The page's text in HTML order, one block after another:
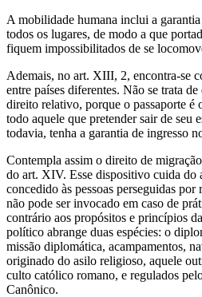
A mobilidade humana inclui a garantia
todos os lugares, de modo a que
fiquem impossibilitados de se
Ademais, no art. XIII, 2, encontra-se
entre países diferentes. Não se trata
direito relativo, porque o passaporte é
todo aquele que pretender sair de seu
todavia, tenha a garantia de ingresso
Contempla assim o direito de
do art. XIV. Esse dispositivo cuida do
concedido às pessoas perseguidas por
não pode ser invocado em caso de
contrário aos propósitos e princípios
político abrange duas espécies: o
missão diplomática, acampamentos,
originado do asilo religioso, aquele
culto católico romano, e regulados
Canônico.